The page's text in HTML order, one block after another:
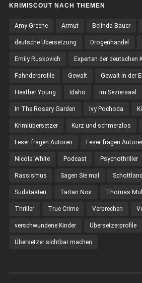
KRIMISCOUT NACH THEMEN
Amy Greene Armut Belinda Bauer
deutsche Übersetzung Drogenhandel
Emily Ruskovich Experten der deutschen
Fahnderprofile Gewalt Gewalt in der
Heather Young Idaho Im Seziersaal
In The Rosary Garden Ivy Pochoda
Krimiübersetzer Kurz und schmerzlos
Leser fragen Autoren Leser fragen
Nicola White Podcast Psychothriller
Rassismus Sagen Sie mal Schottland
Südstaaten Tartan Noir Thomas
Thriller True Crime Verbrechen
verschwundene Kinder Übersetzerprofile
Übersetzer sichtbar machen